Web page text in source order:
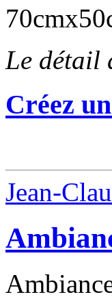
Le détail
Créez
Jean-